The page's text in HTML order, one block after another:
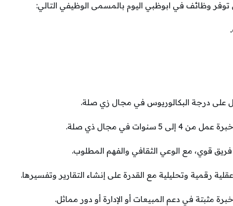
توفر وظائف في ابوظبي اليوم بالمسمى الوظيفي التالي:
على درجة البكالوريوس في مجال زي صلة.
سنوات في مجال ذي صلة.
قوي، مع الوعي الثقافي والفهم المطلوب.
رقمية وتحليلية مع القدرة على إنشاء التقارير وتفسيرها.
مثبتة في دعم المبيعات أو الإدارة أو دور مماثل.